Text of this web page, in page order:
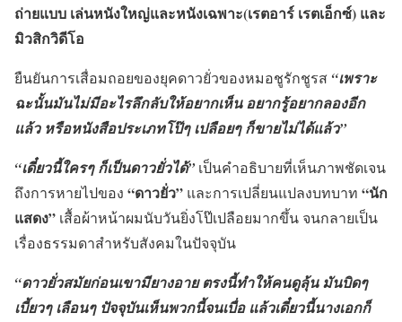
ถ่ายแบบ เล่นหนังใหญ่และหนังเฉพาะ(เรตอาร์ เรตเอ็กซ์) และ
มิวสิกวิดีโอ
ยืนยันการเสื่อมถอยของยุคดาวยั่วของหมอชูรักชูรส “เพราะ
ฉะนั้นมันไม่มีอะไรลึกลับให้อยากเห็น อยากรู้อยากลองอีก
แล้ว หรือหนังสือประเภทโป๊ๆ เปลือยๆ ก็ขายไม่ได้แล้ว”
“เดี๋ยวนี้ใครๆ ก็เป็นดาวยั่วได้”เป็นคำอธิบายที่เห็นภาพชัดเจน
ถึงการหายไปของ “ดาวยั่ว” และการเปลี่ยนแปลงบทบาท “นัก
แสดง” เสื้อผ้าหน้าผมนับวันยิ่งโป๊เปลือยมากขึ้น จนกลายเป็น
เรื่องธรรมดาสำหรับสังคมในปัจจุบัน
“ดาวยั่วสมัยก่อนเขามียางอาย ตรงนี้ทำให้คนดูลุ้น มันบิดๆ
เบี้ยวๆ เลือนๆ ปัจจุบันเห็นพวกนี้จนเบื่อ แล้วเดี๋ยวนี้นางเอกก็